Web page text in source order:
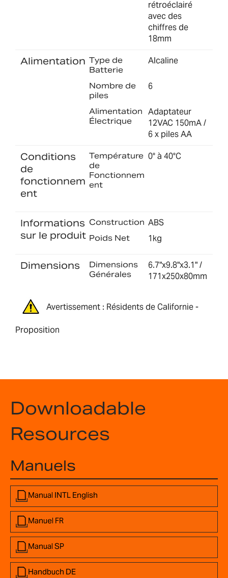
rétroéclairé
avec des
chiffres de
18mm
Alimentation Type de
Batterie
Alcaline
Nombre de
piles
6
Alimentation
Électrique
Adaptateur
12VAC 150mA /
6 x piles AA
Conditions
de
fonctionnem
ent
Température
de
Fonctionnem
ent
0° à 40°C
Informations
sur le produit
Construction ABS
Poids Net 1kg
Dimensions
Dimensions
Générales
6.7"x9.8"x3.1" /
171x250x80mm
Avertissement : Résidents de Californie -
Proposition
Downloadable
Resources
Manuels
Manual INTL English
Manuel FR
Manual SP
Handbuch DE